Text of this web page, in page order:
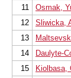
FEN
PGN-
11
Osmak,
12
Sliwicka,
13
14
Daulyte-
15
Kiolbasa,